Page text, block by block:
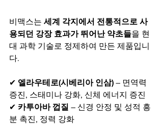
비맥스는 세계 각지에서 전통적으로 사
용되던 강장 효과가 뛰어난 약초들을 현
대 과학 기술로 정제하여 만든 제품입니
다.
✔ 엘라우테로(시베리아 인삼) – 면역력
증진, 스태미나 강화, 신체 에너지 증진
✔ 카투아바 껍질 – 신경 안정 및 성적 흥
분 촉진, 정력 강화